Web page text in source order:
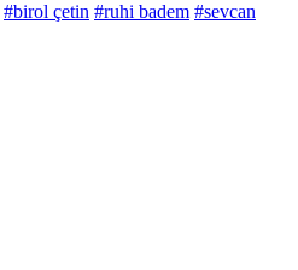
#birol çetin #ruhi badem #sevcan